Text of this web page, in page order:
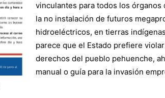
vinculantes para todos los órganos
la no instalación de futuros
hidroeléctricos, en tierras
parece que el Estado prefiere
derechos del pueblo pehuenche,
manual o guía para la invasión